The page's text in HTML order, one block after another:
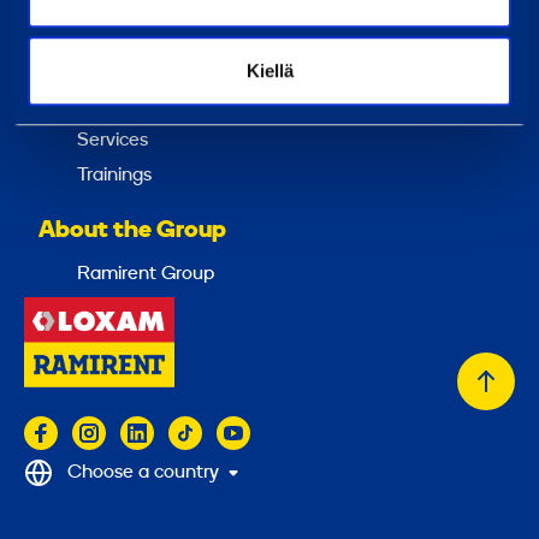
Kiellä
Rent
Services
Trainings
About the Group
Ramirent Group
Back
Choose a country